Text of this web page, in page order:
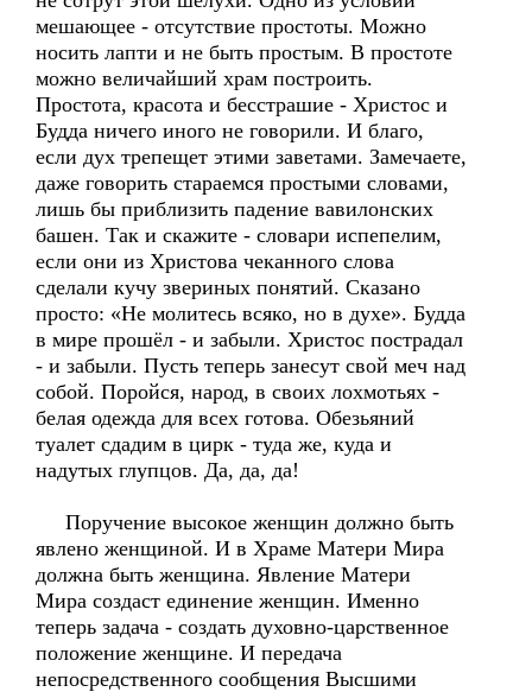
мешающее - отсутствие простоты. Можно
носить лапти и не быть простым. В простоте
можно величайший храм построить.
Простота, красота и бесстрашие - Христос и
Будда ничего иного не говорили. И благо,
если дух трепещет этими заветами. Замечаете,
даже говорить стараемся простыми словами,
лишь бы приблизить падение вавилонских
башен. Так и скажите - словари испепелим,
если они из Христова чеканного слова
сделали кучу звериных понятий. Сказано
просто: «Не молитесь всяко, но в духе». Будда
в мире прошёл - и забыли. Христос пострадал
- и забыли. Пусть теперь занесут свой меч над
собой. Поройся, народ, в своих лохмотьях -
белая одежда для всех готова. Обезьяний
туалет сдадим в цирк - туда же, куда и
надутых глупцов. Да, да, да!
Поручение высокое женщин должно быть
явлено женщиной. И в Храме Матери Мира
должна быть женщина. Явление Матери
Мира создаст единение женщин. Именно
теперь задача - создать духовно-царственное
положение женщине. И передача
непосредственного сообщения Высшими